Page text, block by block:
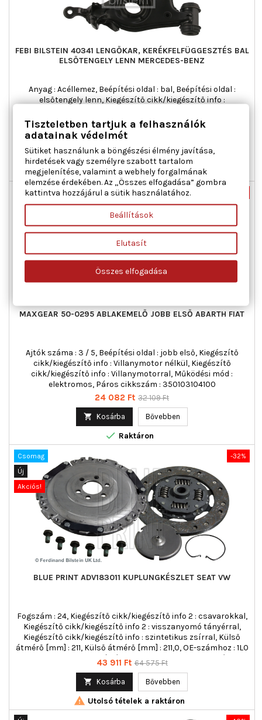
FEBI BILSTEIN 40341 LENGŐKAR, KERÉKFELFÜGGESZTÉS BAL
ELSŐTENGELY LENN MERCEDES-BENZ
Anyag : Acéllemez, Beépítési oldal : bal, Beépítési oldal :
elsőtengely lenn, Kiegészítő cikk/kiegészítő info :
cikkszám : 40342, Tömeg [kg] : 5,476
Ár
83 489 Ft
ár
 Kosárba Bővebben
Raktáron
Akciós!
MAXGEAR 50-0295 ABLAKEMELŐ JOBB ELSŐ ABARTH FIAT
Ajtók száma : 3 / 5, Beépítési oldal : jobb első, Kiegészítő
cikk/kiegészítő info : Villanymotor nélkül, Kiegészítő
cikk/kiegészítő info : Villanymotorral, Működési mód :
elektromos, Páros cikkszám : 350103104100
Ár
24 082 Ft Normál
32 109 Ft
 Kosárba Bővebben
 Raktáron
-32%
Csomag
Új
Akciós!
BLUE PRINT ADV183011 KUPLUNGKÉSZLET SEAT VW
Fogszám : 24, Kiegészítő cikk/kiegészítő info 2 : csavarokkal,
Kiegészítő cikk/kiegészítő info 2 : visszanyomó tányérral,
Kiegészítő cikk/kiegészítő info : szintetikus zsírral, Külső
átmérő [mm] : 211, Külső átmérő [mm] : 211,0, OE-számhoz : 1L0
198 006, Szervizinformáció figyelembe veendő : , többrészes :
háromrészes, Tömeg [kg] : 4,190
Ár
43 911 Ft Normál
64 575 Ft
 Kosárba Bővebben
 Utolsó tételek a raktáron
Tiszteletben tartjuk a felhasználók
adatainak védelmét
Sütiket használunk a böngészési élmény javítása,
hirdetések vagy személyre szabott tartalom
megjelenítése, valamint a webhely forgalmának
elemzése érdekében. Az „Összes elfogadása” gombra
kattintva hozzájárul a sütik használatához.
Beállítások
Elutasít
Összes elfogadása